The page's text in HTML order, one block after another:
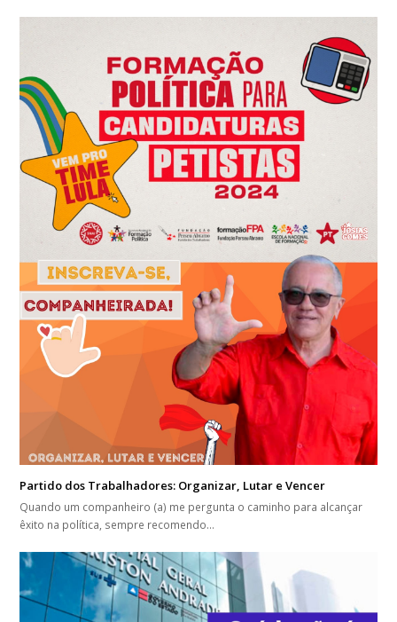
Partido dos Trabalhadores: Organizar, Lutar e Vencer
Quando um companheiro (a) me pergunta o caminho para alcançar
êxito na política, sempre recomendo…